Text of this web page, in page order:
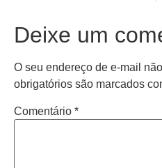
Deixe um
O seu endereço de e-mail
obrigatórios são marcados
Comentário *